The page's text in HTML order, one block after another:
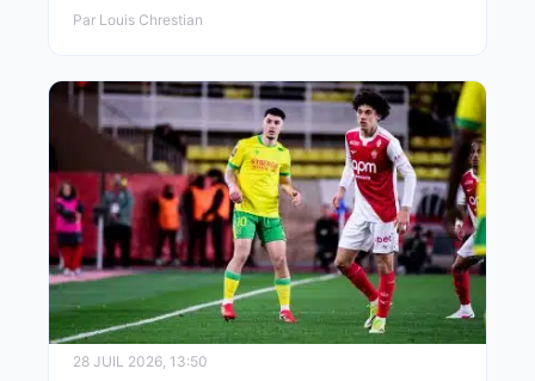
Par Louis Chrestian
28 JUIL 2026, 13:50